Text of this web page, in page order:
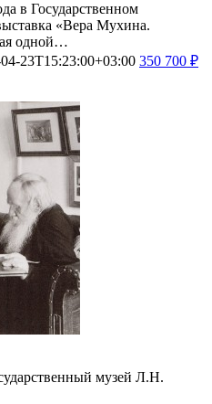
в Государственном
«Вера Мухина.
одной…
23T15:23:00+03:00 350 700 ₽
музей Л.Н.